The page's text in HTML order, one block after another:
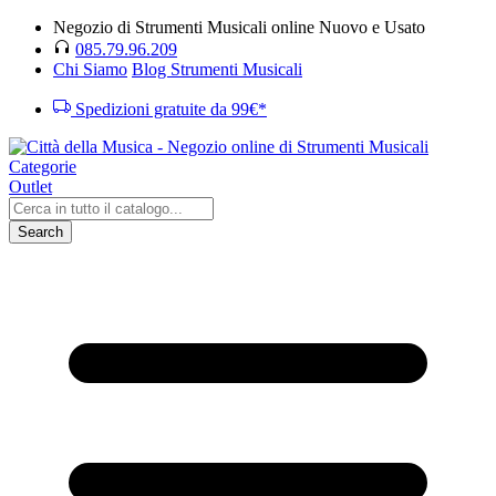
Negozio di Strumenti Musicali online Nuovo e Usato
085.79.96.209
Chi Siamo Blog Strumenti Musicali
Spedizioni gratuite da 99€*
Categorie
Outlet
Search